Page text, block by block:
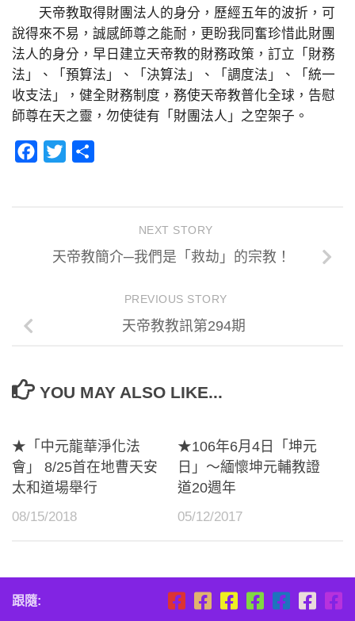
天帝教取得財團法人的身分，歷經五年的波折，可
說得來不易，誠感師尊之能耐，更盼我同奮珍惜此財團
法人的身分，早日建立天帝教的財務政策，訂立「財務
法」、「預算法」、「決算法」、「調度法」、「統一
收支法」，健全財務制度，務使天帝教普化全球，告慰
師尊在天之靈，勿使徒有「財團法人」之空架子。
Facebook
Twitter
NEXT STORY
天帝教簡介─我們是「救劫」的宗教！
PREVIOUS STORY
天帝教教訊第294期
YOU MAY ALSO LIKE...
★「中元龍華淨化法
會」 8/25首在地曹天安
太和道場舉行
08/15/2018
★106年6月4日「坤元
日」～緬懷坤元輔教證
道20週年
05/12/2017
跟隨: